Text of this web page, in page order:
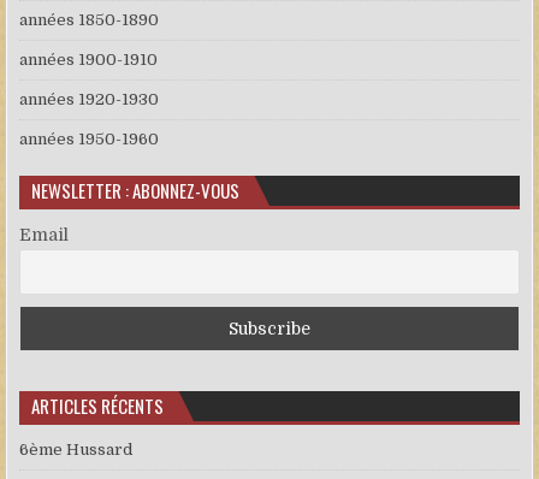
années 1850-1890
années 1900-1910
années 1920-1930
années 1950-1960
NEWSLETTER : ABONNEZ-VOUS
Email
ARTICLES RÉCENTS
6ème Hussard